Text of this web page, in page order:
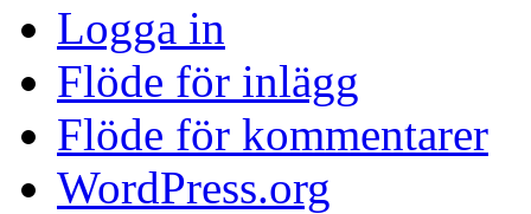
Logga in
Flöde för inlägg
Flöde för kommentarer
WordPress.org